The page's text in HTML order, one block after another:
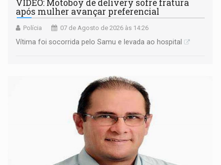
VÍDEO: Motoboy de delivery sofre fratura
após mulher avançar preferencial
Polícia 07 de Agosto de 2026 às 14:26
Vítima foi socorrida pelo Samu e levada ao hospital